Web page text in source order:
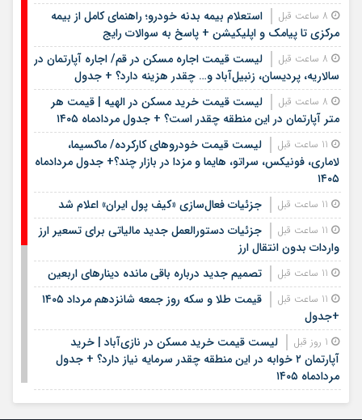
استعلام بیمه بدنه خودرو؛ راهنمای کامل از بیمه
مرکزی تا پیامک و اپلیکیشن + پاسخ به سوالات رایج
لیست قیمت اجاره مسکن در قم/ اجاره آپارتمان در
سالاریه، پردیسان، زنبیل‌آباد و… چقدر هزینه دارد؟ + جدول
لیست قیمت خرید مسکن در الهیه | قیمت هر
متر آپارتمان در این منطقه چقدر است؟ + جدول مردادماه ۱۴۰۵
لیست قیمت خودروهای کارکرده/ ماکسیما،
لاماری، فونیکس، سراتو، هایما و مزدا در بازار چند؟+ جدول مردادماه
۱۴۰۵
جزئیات فعال‌سازی «کیف پول ایران» اعلام شد
جزئیات دستورالعمل جدید مالیاتی برای تسعیر ارز
واردات بدون انتقال ارز
تصمیم جدید درباره باقی مانده دینارهای اربعین
قیمت طلا و سکه روز جمعه شانزدهم مرداد ۱۴۰۵
+جدول
لیست قیمت خرید مسکن در نازی‌آباد | خرید
آپارتمان ۲ خوابه در این منطقه چقدر سرمایه نیاز دارد؟ + جدول
مردادماه ۱۴۰۵
1 روز قبل
هشتمین عرضه اولیه فرابورس در سال ۱۴۰۵ / جزئیات